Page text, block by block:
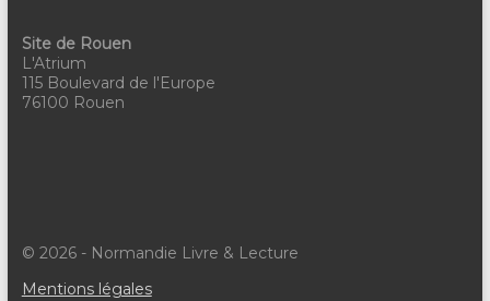
Site de Rouen
L'Atrium
115 Boulevard de l'Europe
76100 Rouen
© 2026 - Normandie Livre & Lecture
Mentions légales